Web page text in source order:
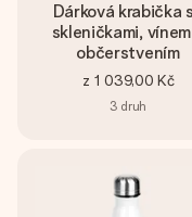
Dárková krabička
skleničkami,
občerstvením
z 1 039,00 Kč
3 druh